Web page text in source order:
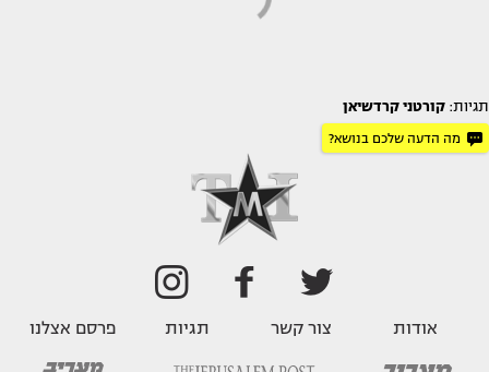
תגיות: קורטני קרדשיאן
מה הדעה שלכם בנושא?
אודות צור קשר תגיות פרסם אצלנו